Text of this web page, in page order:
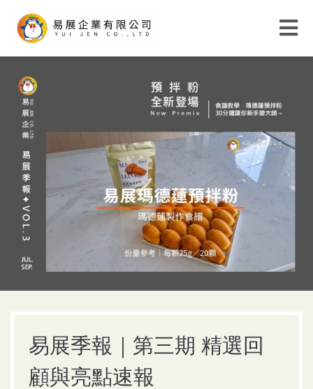
易展季報｜第三期 精選回
顧與亮點速報